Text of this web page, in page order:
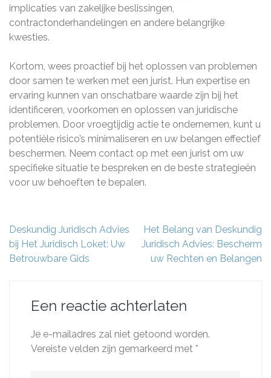
implicaties van zakelijke beslissingen,
contractonderhandelingen en andere belangrijke
kwesties.
Kortom, wees proactief bij het oplossen van problemen
door samen te werken met een jurist. Hun expertise en
ervaring kunnen van onschatbare waarde zijn bij het
identificeren, voorkomen en oplossen van juridische
problemen. Door vroegtijdig actie te ondernemen, kunt u
potentiële risico’s minimaliseren en uw belangen effectief
beschermen. Neem contact op met een jurist om uw
specifieke situatie te bespreken en de beste strategieën
voor uw behoeften te bepalen.
Berichtnavigatie
Deskundig Juridisch Advies
bij Het Juridisch Loket: Uw
Betrouwbare Gids
Het Belang van Deskundig
Juridisch Advies: Bescherm
uw Rechten en Belangen
Een reactie achterlaten
Je e-mailadres zal niet getoond worden.
Vereiste velden zijn gemarkeerd met *